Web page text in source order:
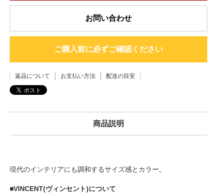
お問い合わせ
ご購入前に必ずご確認ください
返品について お支払い方法 配送の目安
商品説明
現代のインテリアにも調和するサイズ感とカラー。
■VINCENT(ヴィンセント)について